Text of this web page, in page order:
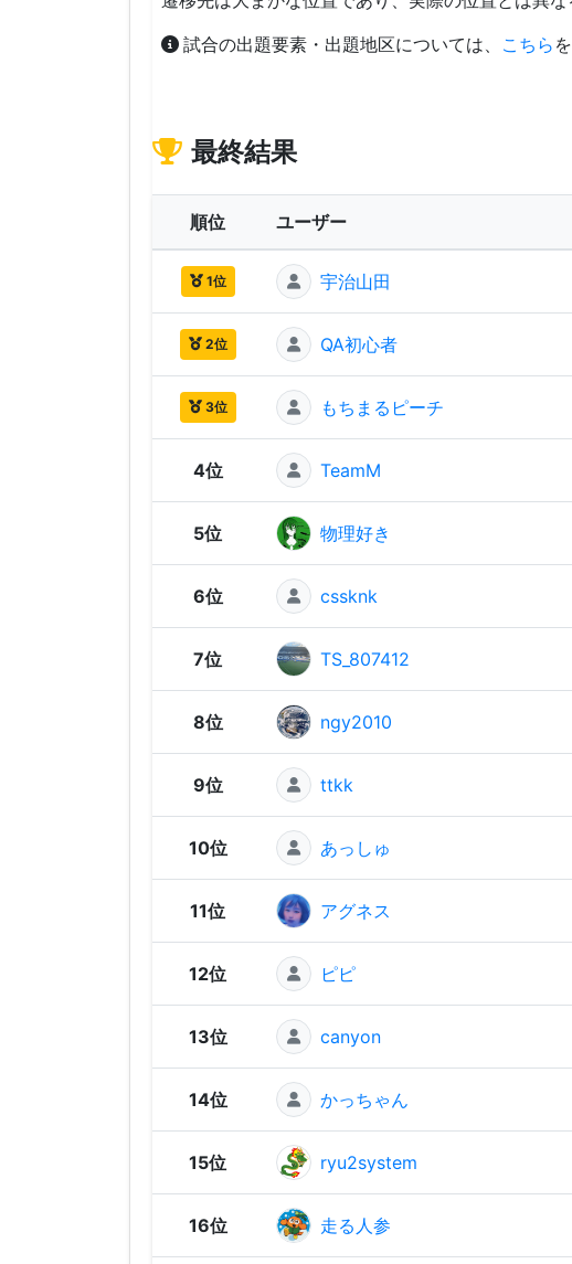
試合の出題要素・出題地区については、 こちら
最終結果
順位 ユーザー
1位 宇治山田
2位 QA初心者
3位 もちまるピーチ
4位 TeamM
5位 物理好き
6位 cssknk
7位 TS_807412
8位 ngy2010
9位 ttkk
10位 あっしゅ
11位 アグネス
12位 ピピ
13位 canyon
14位 かっちゃん
15位 ryu2system
16位 走る人参